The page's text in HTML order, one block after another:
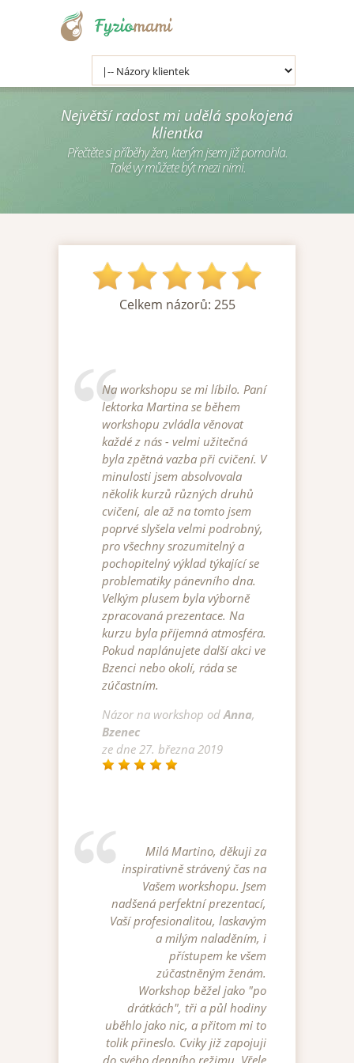
Největší radost mi udělá spokojená
klientka
Přečtěte si příběhy žen, kterým jsem již pomohla.
Také vy můžete být mezi nimi.
Celkem názorů: 255
Na workshopu se mi líbilo. Paní
lektorka Martina se během
workshopu zvládla věnovat
každé z nás - velmi užitečná
byla zpětná vazba při cvičení. V
minulosti jsem absolvovala
několik kurzů různých druhů
cvičení, ale až na tomto jsem
poprvé slyšela velmi podrobný,
pro všechny srozumitelný a
pochopitelný výklad týkající se
problematiky pánevního dna.
Velkým plusem byla výborně
zpracovaná prezentace. Na
kurzu byla příjemná atmosféra.
Pokud naplánujete další akci ve
Bzenci nebo okolí, ráda se
zúčastním.
Názor na workshop odAnna,
Bzenec
ze dne 27. března 2019
Milá Martino, děkuji za
inspirativně strávený čas na
Vašem workshopu. Jsem
nadšená perfektní prezentací,
Vaší profesionalitou, laskavým
a milým naladěním, i
přístupem ke všem
zúčastněným ženám.
Workshop běžel jako "po
drátkách", tři a půl hodiny
uběhlo jako nic, a přitom mi to
tolik přineslo. Cviky již zapojuji
do svého denního režimu. Vřele